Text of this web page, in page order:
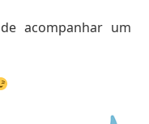
acompanhar um